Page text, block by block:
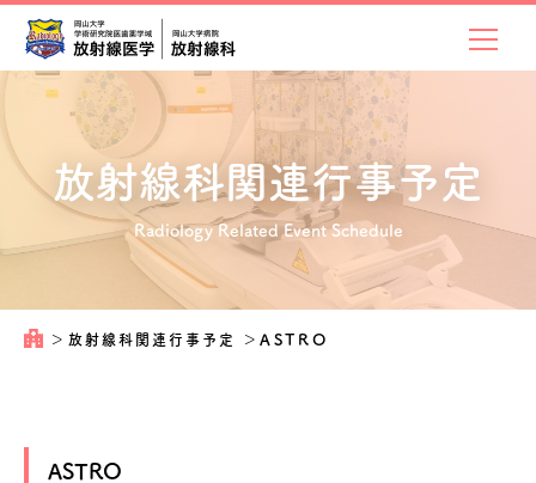
放射線科関連行事予定
Radiology Related Event Schedule
＞ 放射線科関連行事予定 ＞ASTRO
ASTRO